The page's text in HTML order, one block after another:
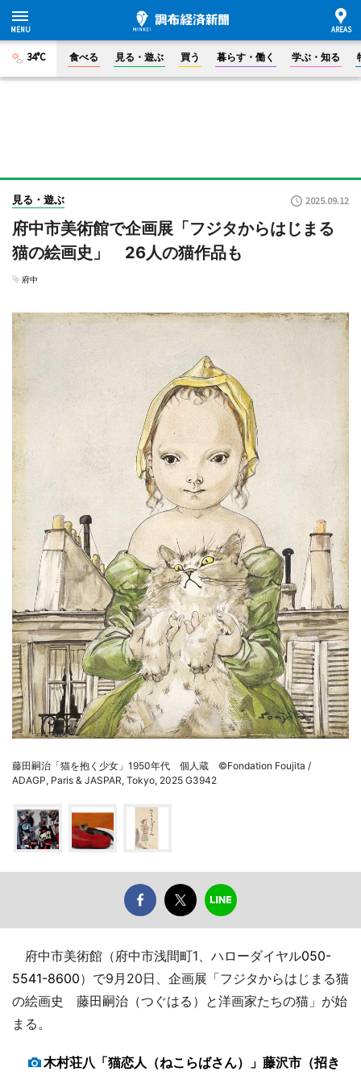
34°C 食べる 見る・遊ぶ 買う 暮らす・働く 学ぶ・知る
見る・遊ぶ 2025.09.12
府中市美術館で企画展「フジタからはじまる
猫の絵画史」 26人の猫作品も
府中
藤田嗣治「猫を抱く少女」1950年代 個人蔵 ©Fondation Foujita /
ADAGP, Paris & JASPAR, Tokyo, 2025 G3942
府中市美術館（府中市浅間町1、ハローダイヤル050-
5541-8600）で9月20日、企画展「フジタからはじまる猫
の絵画史 藤田嗣治（つぐはる）と洋画家たちの猫」が始
まる。
木村荘八「猫恋人（ねこらばさん）」藤沢市（招き